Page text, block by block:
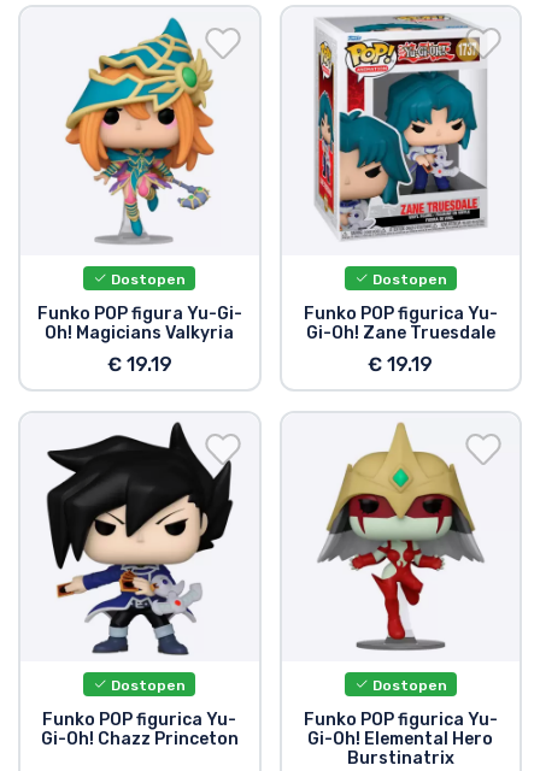
Dostopen
Funko POP figura Yu-Gi-
Oh! Magicians Valkyria
€ 19.19
Dostopen
Funko POP figurica Yu-
Gi-Oh! Zane Truesdale
€ 19.19
Dostopen
Funko POP figurica Yu-
Gi-Oh! Chazz Princeton
Dostopen
Funko POP figurica Yu-
Gi-Oh! Elemental Hero
Burstinatrix